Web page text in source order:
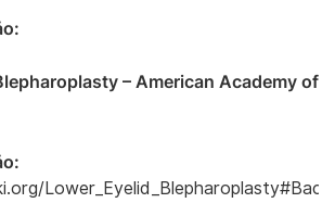
– American Academy of